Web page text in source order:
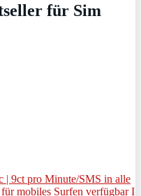
für Sim
| 9ct pro Minute/SMS in alle
mobiles Surfen verfügbar I